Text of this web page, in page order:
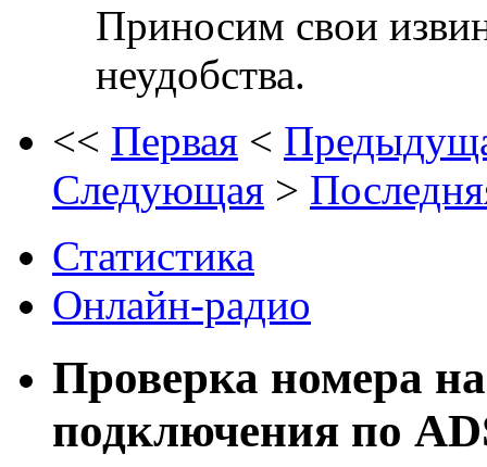
Приносим свои
неудобства.
<< Первая <
Следующая >
Статистика
Онлайн-радио
Проверка номера
подключения по